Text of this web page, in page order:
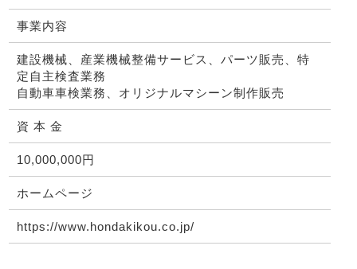
事業内容
建設機械、産業機械整備サービス、パーツ販売、特
定自主検査業務
自動車車検業務、オリジナルマシーン制作販売
資 本 金
10,000,000円
ホームページ
https://www.hondakikou.co.jp/